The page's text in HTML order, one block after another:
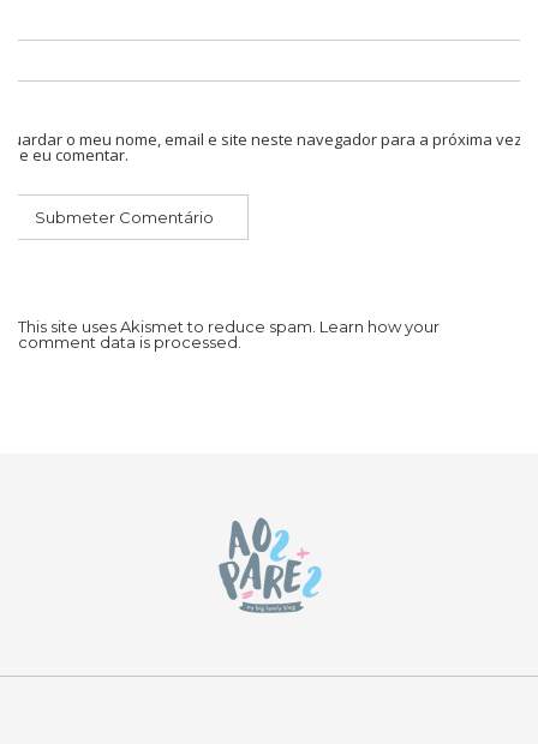
Guardar o meu nome, email e site neste navegador para a próxima vez
que eu comentar.
This site uses Akismet to reduce spam. Learn how your
comment data is processed.